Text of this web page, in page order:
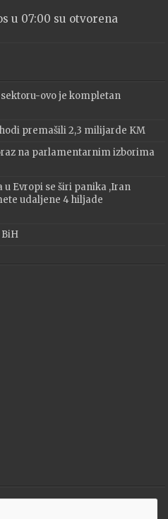
u 07:00 su otvorena
ovo je kompletan
premašili 2,3 milijarde KM
na parlamentarnim izborima
Evropi se širi panika ,Iran
udaljene 4 hiljade